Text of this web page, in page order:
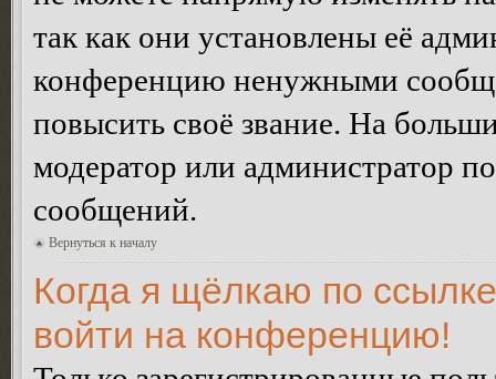
так как они установлены её
конференцию ненужными
повысить своё звание. На
модератор или администратор
сообщений.
Вернуться к началу
Когда я щёлкаю по
войти на конференцию!